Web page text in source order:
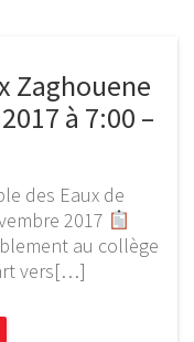
Zaghouene
à 7:00 –
des Eaux de
2017
au collège
vers[…]